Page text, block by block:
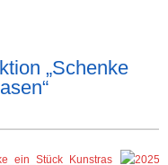
„Schenke